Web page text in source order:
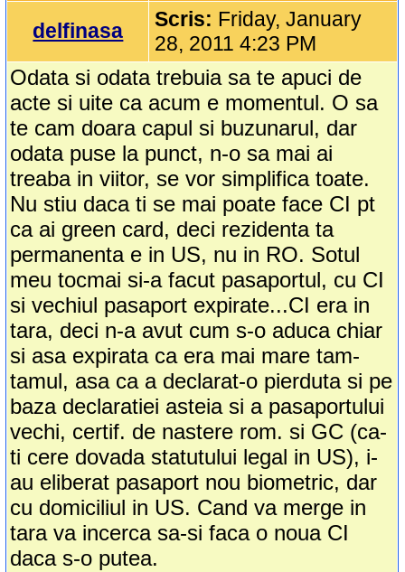
delfinasa Scris: Friday, January
28, 2011 4:23 PM
Odata si odata trebuia sa te apuci de
acte si uite ca acum e momentul. O sa
te cam doara capul si buzunarul, dar
odata puse la punct, n-o sa mai ai
treaba in viitor, se vor simplifica toate.
Nu stiu daca ti se mai poate face CI pt
ca ai green card, deci rezidenta ta
permanenta e in US, nu in RO. Sotul
meu tocmai si-a facut pasaportul, cu CI
si vechiul pasaport expirate...CI era in
tara, deci n-a avut cum s-o aduca chiar
si asa expirata ca era mai mare tam-
tamul, asa ca a declarat-o pierduta si pe
baza declaratiei asteia si a pasaportului
vechi, certif. de nastere rom. si GC (ca-
ti cere dovada statutului legal in US), i-
au eliberat pasaport nou biometric, dar
cu domiciliul in US. Cand va merge in
tara va incerca sa-si faca o noua CI
daca s-o putea.